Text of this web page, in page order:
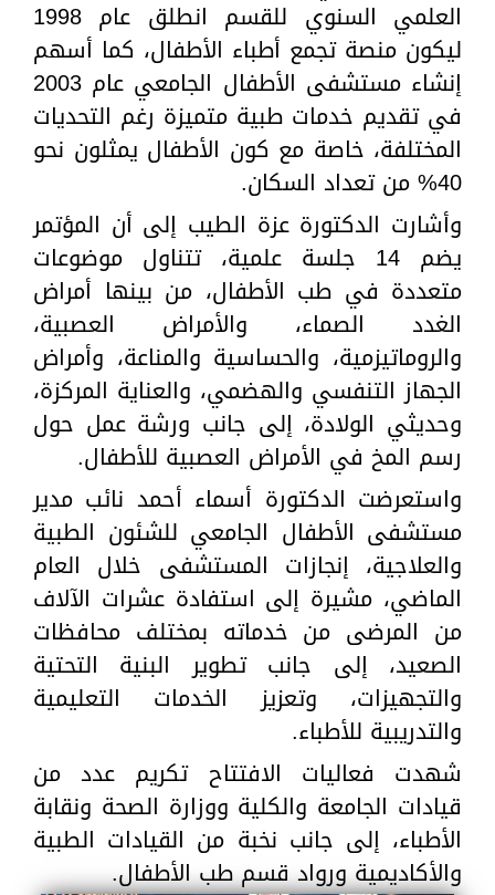
العلمي السنوي للقسم انطلق عام 1998
ليكون منصة تجمع أطباء الأطفال، كما أسهم
إنشاء مستشفى الأطفال الجامعي عام 2003
في تقديم خدمات طبية متميزة رغم التحديات
المختلفة، خاصة مع كون الأطفال يمثلون نحو
40% من تعداد السكان.
وأشارت الدكتورة عزة الطيب إلى أن المؤتمر
يضم 14 جلسة علمية، تتناول موضوعات
متعددة في طب الأطفال، من بينها أمراض
الغدد الصماء، والأمراض العصبية،
والروماتيزمية، والحساسية والمناعة، وأمراض
الجهاز التنفسي والهضمي، والعناية المركزة،
وحديثي الولادة، إلى جانب ورشة عمل حول
رسم المخ في الأمراض العصبية للأطفال.
واستعرضت الدكتورة أسماء أحمد نائب مدير
مستشفى الأطفال الجامعي للشئون الطبية
والعلاجية، إنجازات المستشفى خلال العام
الماضي، مشيرة إلى استفادة عشرات الآلاف
من المرضى من خدماته بمختلف محافظات
الصعيد، إلى جانب تطوير البنية التحتية
والتجهيزات، وتعزيز الخدمات التعليمية
والتدريبية للأطباء.
شهدت فعاليات الافتتاح تكريم عدد من
قيادات الجامعة والكلية ووزارة الصحة ونقابة
الأطباء، إلى جانب نخبة من القيادات الطبية
والأكاديمية ورواد قسم طب الأطفال.